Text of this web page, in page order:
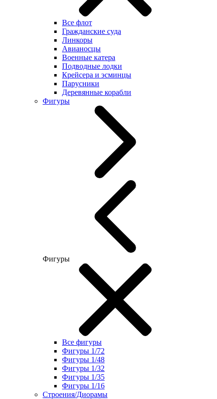
Все флот
Гражданские суда
Линкоры
Авианосцы
Военные катера
Подводные лодки
Крейсера и эсминцы
Парусники
Деревянные корабли
Фигуры
Фигуры
Все фигуры
Фигуры 1/72
Фигуры 1/48
Фигуры 1/32
Фигуры 1/35
Фигуры 1/16
Строения/Диорамы